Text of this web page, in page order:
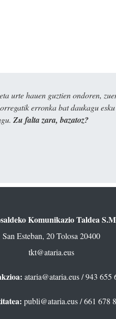
urte hauen guztien ondoren,
erronka bat daukagu
Zu falta zara, bazatoz?
Komunikazio Taldea
San Esteban, 20 Tolosa 20400
tkt@ataria.eus
ataria@ataria.eus/ 943 655
publi@ataria.eus/ 661 678